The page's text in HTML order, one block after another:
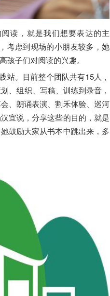
读，就是我们想要表达的主
考虑到现场的小朋友较多，她
子们对阅读的兴趣。
。目前整个团队共有15人，
、组织、写稿、训练到录音，
、朗诵表演、割禾体验、巡河
宜说，分享这些的目的，就是
鼓励大家从书本中跳出来，多